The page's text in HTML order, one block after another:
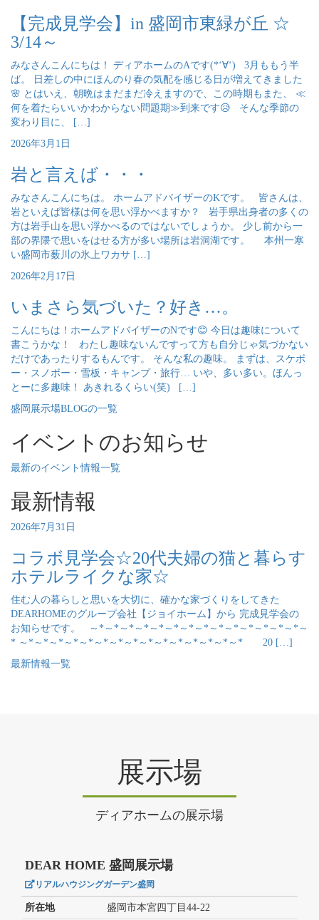
【完成見学会】in 盛岡市東緑が丘 ☆
3/14～
みなさんこんにちは！ ディアホームのAです(*‘∀‘) 3月ももう半
ば。 日差しの中にほんのり春の気配を感じる日が増えてきました
🌸 とはいえ、朝晩はまだまだ冷えますので、この時期もまた、 ≪
何を着たらいいかわからない問題期≫到来です😥 そんな季節の
変わり目に、 […]
2026年3月1日
岩と言えば・・・
みなさんこんにちは。 ホームアドバイザーのKです。 皆さんは、
岩といえば皆様は何を思い浮かべますか？ 岩手県出身者の多くの
方は岩手山を思い浮かべるのではないでしょうか。 少し前から一
部の界隈で思いをはせる方が多い場所は岩洞湖です。 本州一寒
い盛岡市薮川の氷上ワカサ […]
2026年2月17日
いまさら気づいた？好き…。
こんにちは！ホームアドバイザーのNです😊 今日は趣味について
書こうかな！ わたし趣味ないんですって方も自分じゃ気づかない
だけであったりするもんです。 そんな私の趣味。 まずは、スケボ
ー・スノボー・雪板・キャンプ・旅行… いや、多い多い。ほんっ
とーに多趣味！ あきれるくらい(笑) […]
盛岡展示場BLOGの一覧
イベントのお知らせ
最新のイベント情報一覧
最新情報
2026年7月31日
コラボ見学会☆20代夫婦の猫と暮らす
ホテルライクな家☆
住む人の暮らしと思いを大切に、確かな家づくりをしてきた
DEARHOMEのグループ会社【ジョイホーム】から 完成見学会の
お知らせです。 ～*～*～*～*～*～*～*～*～*～*～*～*～*～*～
* ～*～*～*～*～*～*～*～*～*～*～*～*～*～*～* 20 […]
最新情報一覧
展示場
ディアホームの展示場
DEAR HOME 盛岡展示場
リアルハウジングガーデン盛岡
所在地 盛岡市本宮四丁目44-22